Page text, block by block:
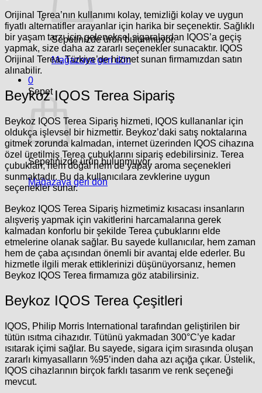
Sepetinizde ürün bulunmuyor.
Mağazaya geri dön
0
Sepet
Sepetinizde ürün bulunmuyor.
Mağazaya geri dön
Orijinal Terea’nın kullanımı kolay, temizliği kolay ve uygun
fiyatlı alternatifler arayanlar için harika bir seçenektir. Sağlıklı
bir yaşam tarzı için geleneksel sigaralardan IQOS’a geçiş
yapmak, size daha az zararlı seçenekler sunacaktır. IQOS
Orijinal Terea, Türkiye’de hizmet sunan firmamızdan satın
alınabilir.
Beykoz IQOS Terea Sipariş
Beykoz IQOS Terea Sipariş hizmeti, IQOS kullananlar için
oldukça işlevsel bir hizmettir. Beykoz’daki satış noktalarına
gitmek zorunda kalmadan, internet üzerinden IQOS cihazına
özel üretilmiş Terea çubuklarını sipariş edebilirsiniz. Terea
çubukları, hem doğal hem de yapay aroma seçenekleri
sunmaktadır. Bu da kullanıcılara zevklerine uygun
seçenekler sunar.
Beykoz IQOS Terea Sipariş hizmetimiz kısacası insanların
alışveriş yapmak için vakitlerini harcamalarına gerek
kalmadan konforlu bir şekilde Terea çubuklarını elde
etmelerine olanak sağlar. Bu sayede kullanıcılar, hem zaman
hem de çaba açısından önemli bir avantaj elde ederler. Bu
hizmetle ilgili merak ettiklerinizi düşünüyorsanız, hemen
Beykoz IQOS Terea firmamıza göz atabilirsiniz.
Beykoz IQOS Terea Çeşitleri
IQOS, Philip Morris International tarafından geliştirilen bir
tütün ısıtma cihazıdır. Tütünü yakmadan 300°C’ye kadar
ısıtarak içimi sağlar. Bu sayede, sigara içim sırasında oluşan
zararlı kimyasalların %95’inden daha azı açığa çıkar. Üstelik,
IQOS cihazlarının birçok farklı tasarım ve renk seçeneği
mevcut.